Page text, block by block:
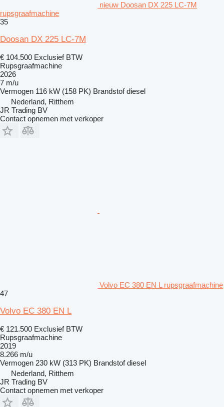
nieuw Doosan DX 225 LC-7M
rupsgraafmachine
35
Doosan DX 225 LC-7M
€ 104.500 Exclusief BTW
Rupsgraafmachine
2026
7 m/u
Vermogen 116 kW (158 PK) Brandstof diesel
Nederland, Ritthem
JR Trading BV
Contact opnemen met verkoper
Volvo EC 380 EN L rupsgraafmachine
47
Volvo EC 380 EN L
€ 121.500 Exclusief BTW
Rupsgraafmachine
2019
8.266 m/u
Vermogen 230 kW (313 PK) Brandstof diesel
Nederland, Ritthem
JR Trading BV
Contact opnemen met verkoper